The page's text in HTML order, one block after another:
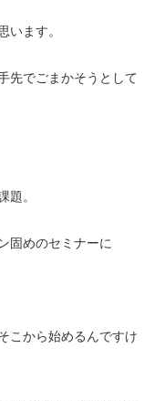
います。
先でごまかそうとして
題。
固めのセミナーに
こから始めるんですけ